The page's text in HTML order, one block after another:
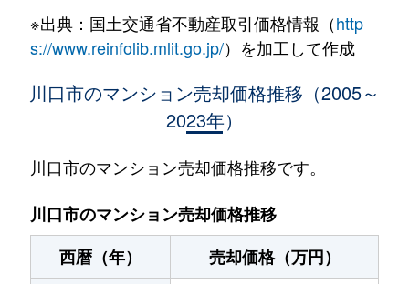
青木
1,500万円 川口元郷
徒歩12
1,000万円
青木
3,100万円 南鳩ケ谷
青木
3,700万円 南鳩ケ谷
大字赤山
3,300万円 新井宿
※出典：国土交通省不動産取引価格情報（http
s://www.reinfolib.mlit.go.jp/）を加工して作成
川口市のマンション売却価格推移（2005～
2023年）
川口市のマンション売却価格推移です。
川口市のマンション売却価格推移
西暦（年）
売却価格（万円）